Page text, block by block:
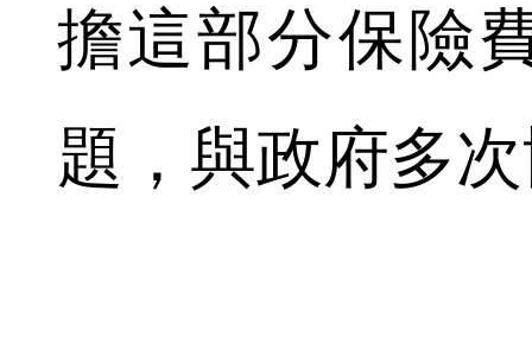
擔這部分保險
題，與政府多